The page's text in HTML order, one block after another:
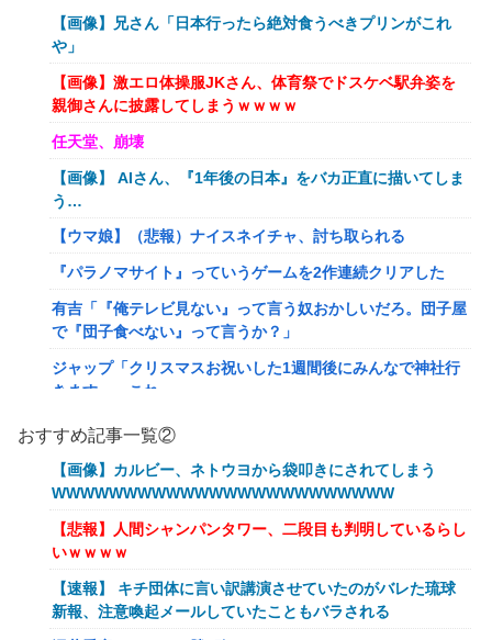
【画像】兄さん「日本行ったら絶対食うべきプリンがこれ
や」
【画像】激エロ体操服JKさん、体育祭でドスケベ駅弁姿を
親御さんに披露してしまうｗｗｗｗ
任天堂、崩壊
【画像】 AIさん、『1年後の日本』をバカ正直に描いてしま
う…
【ウマ娘】（悲報）ナイスネイチャ、討ち取られる
『パラノマサイト』っていうゲームを2作連続クリアした
有吉「『俺テレビ見ない』って言う奴おかしいだろ。団子屋
で『団子食べない』って言うか？」
ジャップ「クリスマスお祝いした1週間後にみんなで神社行
きます」←これ
【画像】令和最新版のあのちゃん、可愛過ぎてワイらにブッ
刺さりまくりw w w w w w
オワコン扱いされていたデジモンさん、令和に全盛期を超え
る利益を生み出していた
【爆笑ｗ】バッグひったくりを試みた男、バイクを盗られ
る！
【動画】新型のさすまた、限界突破www
おすすめ記事一覧②
【画像】カルビー、ネトウヨから袋叩きにされてしまう
WWWWWWWWWWWWWWWWWWWWWWWW
【悲報】人間シャンパンタワー、二段目も判明しているらし
いｗｗｗｗ
【速報】 キチ団体に言い訳講演させていたのがバレた琉球
新報、注意喚起メールしていたこともバラされる